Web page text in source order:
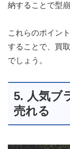
納することで型
これらのポイン
することで、買
でしょう。
5. 人気ブ
売れる